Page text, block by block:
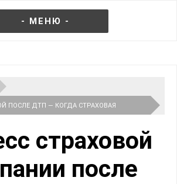
- МЕНЮ -
ПОСЛЕ ДТП — КОГДА СТРАХОВАЯ
страховой
после